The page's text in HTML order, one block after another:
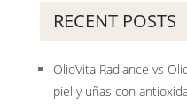
RECENT POSTS
OlioVita Radiance vs
piel y uñas con